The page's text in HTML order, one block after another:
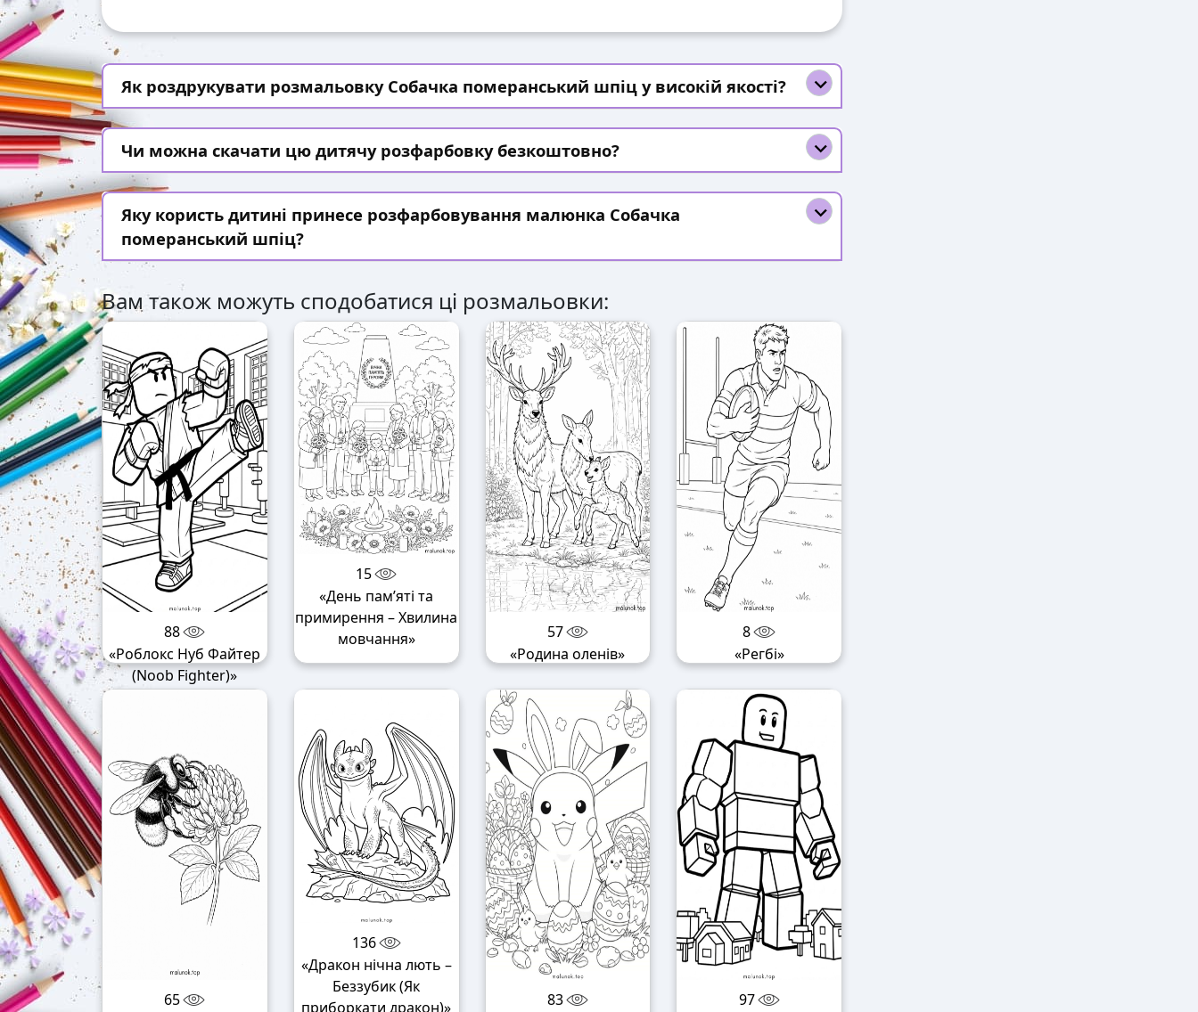
Як роздрукувати розмальовку Собачка померанський шпіц у високій якості?
Чи можна скачати цю дитячу розфарбовку безкоштовно?
Яку користь дитині принесе розфарбовування малюнка Собачка
померанський шпіц?
Вам також можуть сподобатися ці розмальовки:
88
«Роблокс Нуб Файтер
(Noob Fighter)»
15
«День пам’яті та
примирення – Хвилина
мовчання»
57
«Родина оленів»
8
«Регбі»
65
136
«Дракон нічна лють –
Беззубик (Як
приборкати дракон)»
83 97